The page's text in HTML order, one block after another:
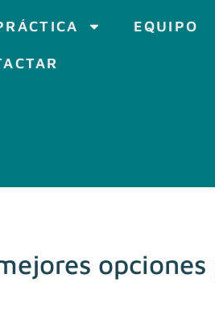
EQUIPO
opciones